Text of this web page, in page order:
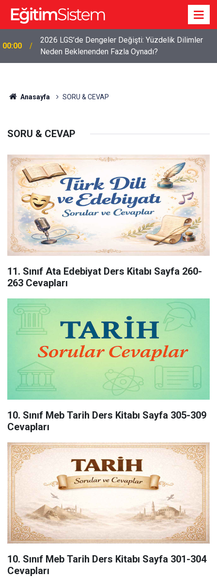
00:00
2026 LGS’de Dengeler Değişti: Yüzdelik Dilimler
Neden Beklenenden Fazla Oynadı?
Anasayfa SORU & CEVAP
SORU & CEVAP
11. Sınıf Ata Edebiyat Ders Kitabı Sayfa 260-
263 Cevapları
10. Sınıf Meb Tarih Ders Kitabı Sayfa 305-309
Cevapları
10. Sınıf Meb Tarih Ders Kitabı Sayfa 301-304
Cevapları